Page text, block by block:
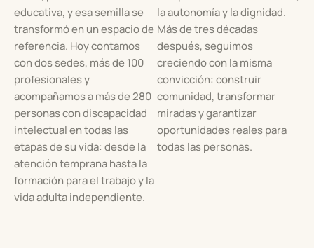
educativa, y esa semilla se
transformó en un espacio de
referencia. Hoy contamos
con dos sedes, más de 100
profesionales y
acompañamos a más de 280
personas con discapacidad
intelectual en todas las
etapas de su vida: desde la
atención temprana hasta la
formación para el trabajo y la
vida adulta independiente.
la autonomía y la dignidad.
Más de tres décadas
después, seguimos
creciendo con la misma
convicción: construir
comunidad, transformar
miradas y garantizar
oportunidades reales para
todas las personas.